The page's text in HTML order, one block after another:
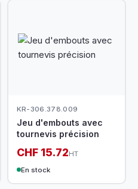
KR-306.378.009
Jeu d'embouts avec
tournevis précision
CHF 15.72HT
En stock